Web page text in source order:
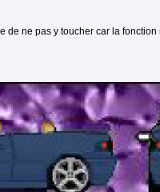
de ne pas y toucher car la